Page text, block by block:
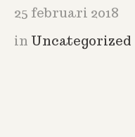
25 februari 2018
in Uncategorized